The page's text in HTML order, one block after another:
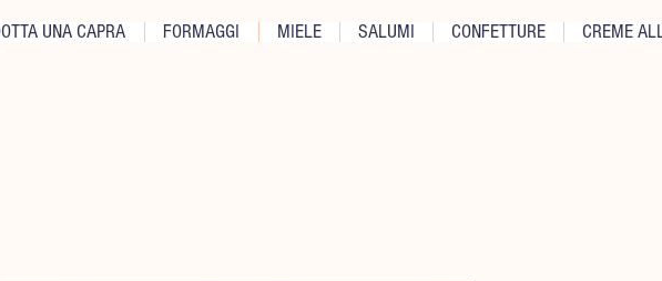
UNA CAPRA FORMAGGI MIELE SALUMI CONFETTURE CREME